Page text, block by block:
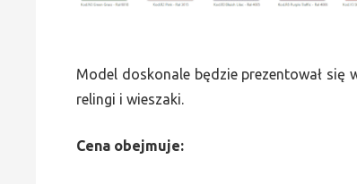
Model doskonale będzie prezentował
relingi i wieszaki.
Cena obejmuje: